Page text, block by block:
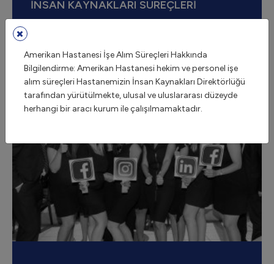
İNSAN KAYNAKLARI SÜREÇLERİ
Amerikan Hastanesi İşe Alım Süreçleri Hakkında
Bilgilendirme: Amerikan Hastanesi hekim ve personel işe
alım süreçleri Hastanemizin İnsan Kaynakları Direktörlüğü
tarafından yürütülmekte, ulusal ve uluslararası düzeyde
herhangi bir aracı kurum ile çalışılmamaktadır.